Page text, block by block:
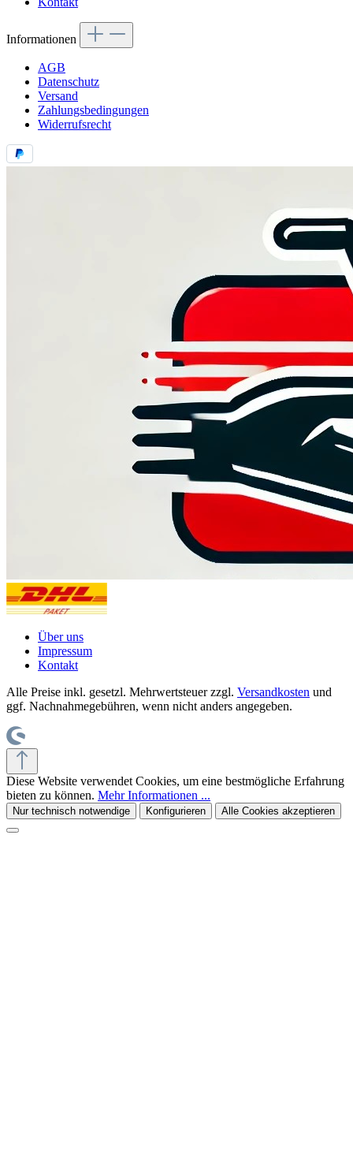
Informationen
AGB
Datenschutz
Versand
Zahlungsbedingungen
Widerrufsrecht
Über uns
Impressum
Kontakt
Alle Preise inkl. gesetzl. Mehrwertsteuer zzgl. Versandkosten und
ggf. Nachnahmegebühren, wenn nicht anders angegeben.
Diese Website verwendet Cookies, um eine bestmögliche Erfahrung
bieten zu können. Mehr Informationen ...
Nur technisch notwendige Konfigurieren Alle Cookies akzeptieren